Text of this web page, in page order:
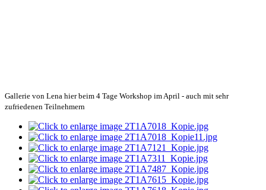
Gallerie von Lena hier beim 4 Tage Workshop im April - auch mit sehr
zufriedenen Teilnehmern